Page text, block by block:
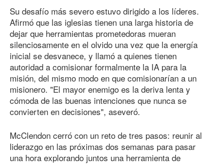
Su desafío más severo estuvo dirigido a los líderes.
Afirmó que las iglesias tienen una larga historia de
dejar que herramientas prometedoras mueran
silenciosamente en el olvido una vez que la energía
inicial se desvanece, y llamó a quienes tienen
autoridad a comisionar formalmente la IA para la
misión, del mismo modo en que comisionarían a un
misionero. "El mayor enemigo es la deriva lenta y
cómoda de las buenas intenciones que nunca se
convierten en decisiones", aseveró.
McClendon cerró con un reto de tres pasos: reunir al
liderazgo en las próximas dos semanas para pasar
una hora explorando juntos una herramienta de